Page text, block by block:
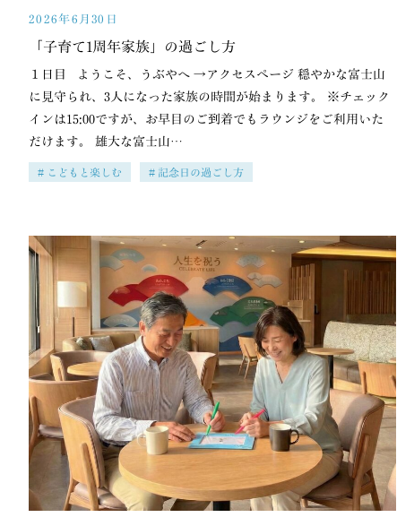
2026年6月30日
「子育て1周年家族」の過ごし方
１日目 ようこそ、うぶやへ →アクセスページ 穏やかな富士山
に見守られ、3人になった家族の時間が始まります。 ※チェック
インは15:00ですが、お早目のご到着でもラウンジをご利用いた
だけます。 雄大な富士山…
こどもと楽しむ 記念日の過ごし方